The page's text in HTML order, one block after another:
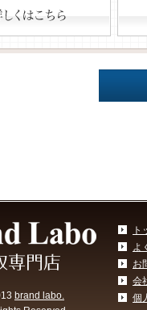
brand labo.
ト
よ
お
会
個